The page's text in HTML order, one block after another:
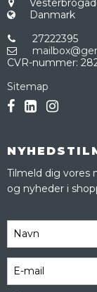
Danmark
27222395
CVR-nummer:
Sitemap
Tilmeld dig vores
og nyheder i